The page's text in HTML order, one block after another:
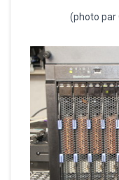
(photo par